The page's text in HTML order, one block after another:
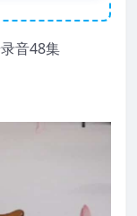
音48集